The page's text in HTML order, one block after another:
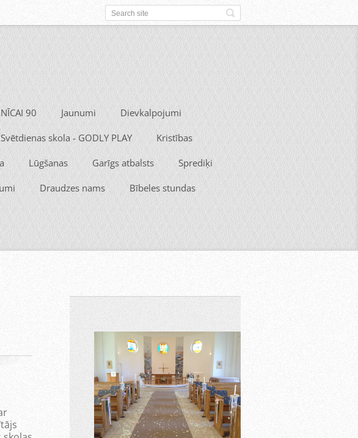
90 Jaunumi Dievkalpojumi
Svētdienas skola - GODLY PLAY Kristības
Lūgšanas Garīgs atbalsts Sprediķi
Draudzes nams Bībeles stundas